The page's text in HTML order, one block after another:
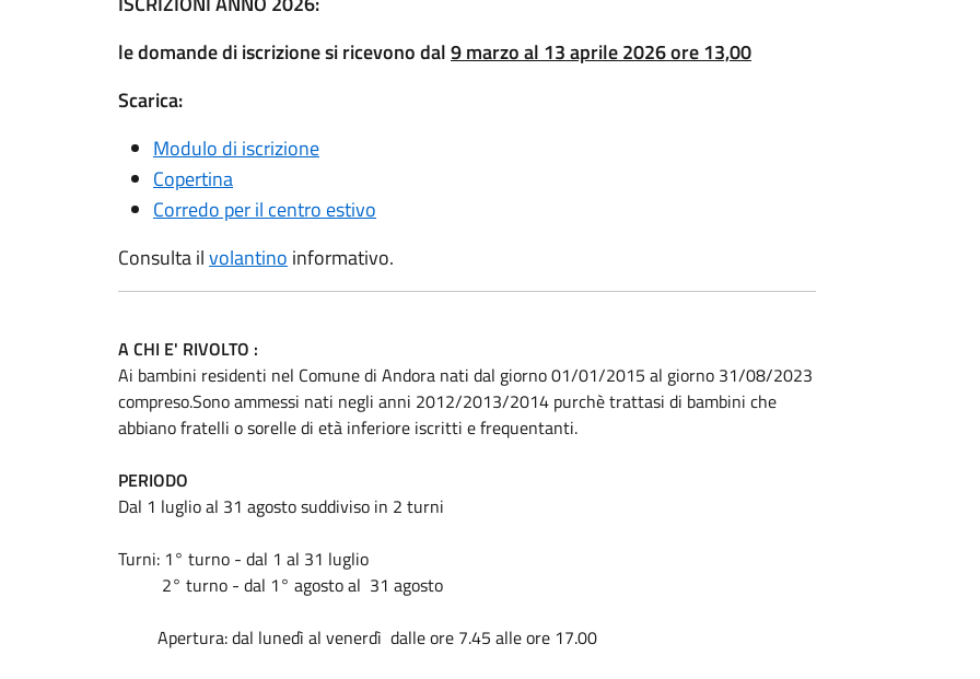
le domande di iscrizione si ricevono dal9 marzo al 13 aprile 2026 ore 13,00
Scarica:
Modulo di iscrizione
Copertina
Corredo per il centro estivo
Consulta ilvolantino informativo.
A CHI E' RIVOLTO :
Ai bambini residenti nel Comune di Andora nati dal giorno 01/01/2015 al giorno 31/08/2023
compreso.Sono ammessi nati negli anni 2012/2013/2014 purchè trattasi di bambini che
abbiano fratelli o sorelle di età inferiore iscritti e frequentanti.
PERIODO
Dal 1 luglio al 31 agosto suddiviso in 2 turni
Turni: 1° turno - dal 1 al 31 luglio
2° turno - dal 1° agosto al 31 agosto
Apertura: dal lunedì al venerdì dalle ore 7.45 alle ore 17.00